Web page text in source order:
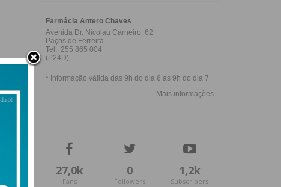
27,0k
Fans
0
Followers
1,2k
Subscribers